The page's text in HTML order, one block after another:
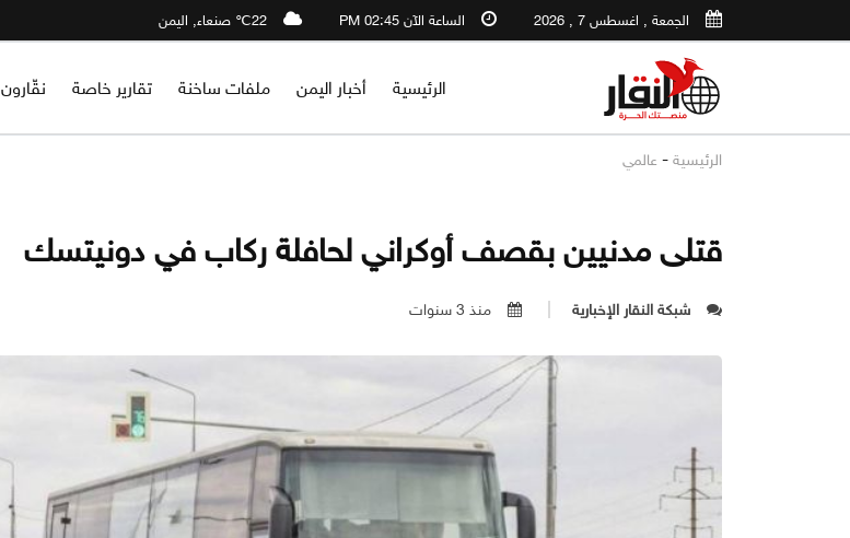
الجمعة , اغسطس 7 , 2026 الساعة الآن 02:45 PM 22℃ صنعاء, اليمن
الرئيسية أخبار اليمن ملفات ساخنة تقارير خاصة نقّارون
الرئيسية - عالمي
قتلى مدنيين بقصف أوكراني لحافلة ركاب في دونيتسك
شبكة النقار الإخبارية منذ 3 سنوات